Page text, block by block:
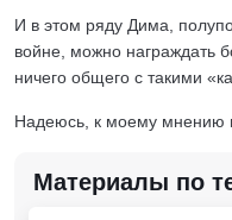
И в этом ряду Дима,
войне, можно награждать
ничего общего с такими
Надеюсь, к моему мнению
Материалы по